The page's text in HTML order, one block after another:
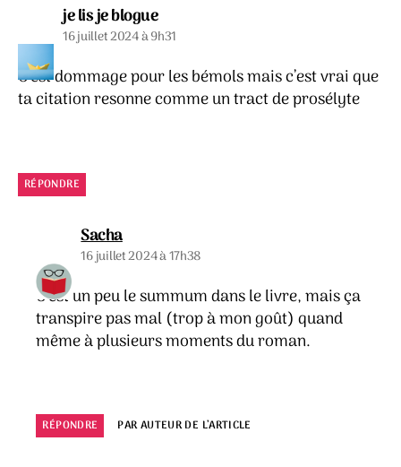
je lis je bloguedit :
16 juillet 2024 à 9h31
C’est dommage pour les bémols mais c’est vrai que
ta citation resonne comme un tract de prosélyte
RÉPONDRE
Sachadit :
16 juillet 2024 à 17h38
C’est un peu le summum dans le livre, mais ça
transpire pas mal (trop à mon goût) quand
même à plusieurs moments du roman.
RÉPONDRE PAR AUTEUR DE L’ARTICLE